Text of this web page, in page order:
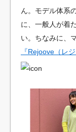
ん。モデル体系
に、一般人が着
い。ちなみに、
『Rejoove（レ